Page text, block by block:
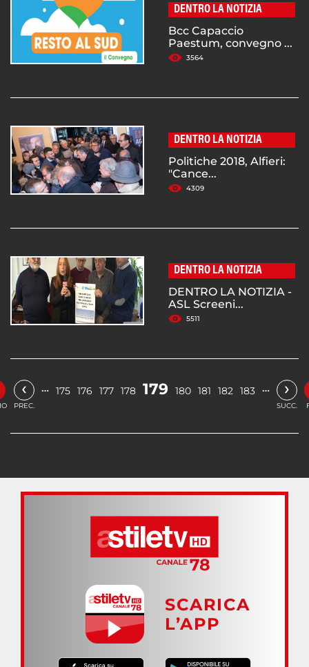
DENTRO LA NOTIZIA
Bcc Capaccio
Paestum, convegno ...
3564
DENTRO LA NOTIZIA
Politiche 2018, Alfieri:
"Cance...
4309
DENTRO LA NOTIZIA
DENTRO LA NOTIZIA -
ASL Screeni...
5511
‹
PREC.
… 175 176 177 178 179 180 181 182 183 … ›
SUCC.
SCARICA
L’APP